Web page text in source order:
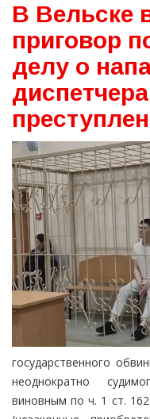
В Вельске
приговор
делу о
государственного
неоднократно
виновным по ч. 1 ст.